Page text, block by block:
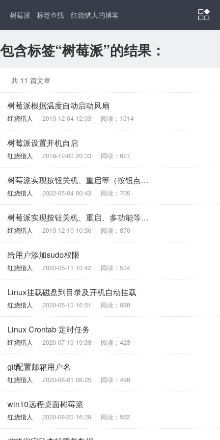
树莓派 - 标签查找 - 红烧猎人的博客 
包含标签“树莓派”的结果：
共 11 篇文章
树莓派根据温度自动启动风扇
红烧猎人 2019-12-04 12:03 阅读：1314
树莓派设置开机自启
红烧猎人 2019-12-03 20:33 阅读：627
树莓派实现按钮关机、重启等（按钮点击篇）
红烧猎人 2022-05-04 00:43 阅读：705
树莓派实现按钮关机、重启、多功能等（按钮长按篇）
红烧猎人 2019-12-10 10:56 阅读：870
给用户添加sudo权限
红烧猎人 2020-05-11 10:42 阅读：534
Linux挂载磁盘到目录及开机自动挂载
红烧猎人 2020-05-13 16:51 阅读：988
Linux Crontab 定时任务
红烧猎人 2020-07-19 19:38 阅读：423
git配置邮箱用户名
红烧猎人 2020-08-01 08:25 阅读：498
win10远程桌面树莓派
红烧猎人 2020-08-23 16:29 阅读：562